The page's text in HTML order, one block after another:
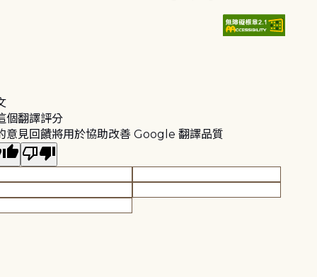
個翻譯評分
意見回饋將用於協助改善 Google 翻譯品質